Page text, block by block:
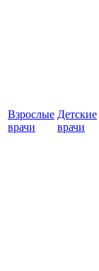
Взрослые
врачи
Детские
врачи